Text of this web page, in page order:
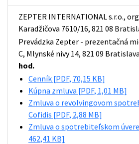
ZEPTER INTERNATIONAL s.r.o.,
Karadžičova 7610/16, 821 08
Prevádzka Zepter - prezentačná
C, Mlynské nivy 14, 821 09
hod.
Cenník [PDF, 70,15 KB]
Kúpna zmluva [PDF, 1,01 MB]
Zmluva o revolvingovom
Cofidis [PDF, 2,88 MB]
Zmluva o spotrebiteľskom
462,41 KB]